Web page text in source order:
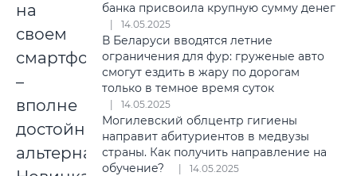
на
своем
смартфоне
–
вполне
достойная
альтернатива.
банка присвоила крупную сумму денег
14.05.2025
В Беларуси вводятся летние
ограничения для фур: груженые авто
смогут ездить в жару по дорогам
только в темное время суток
14.05.2025
Могилевский облцентр гигиены
направит абитуриентов в медвузы
страны. Как получить направление на
обучение?
14.05.2025